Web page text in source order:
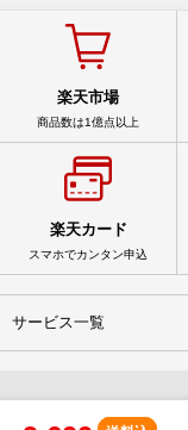
楽天市場
商品数は1億点以上
楽天カード
スマホでカンタン申込
サービス一覧